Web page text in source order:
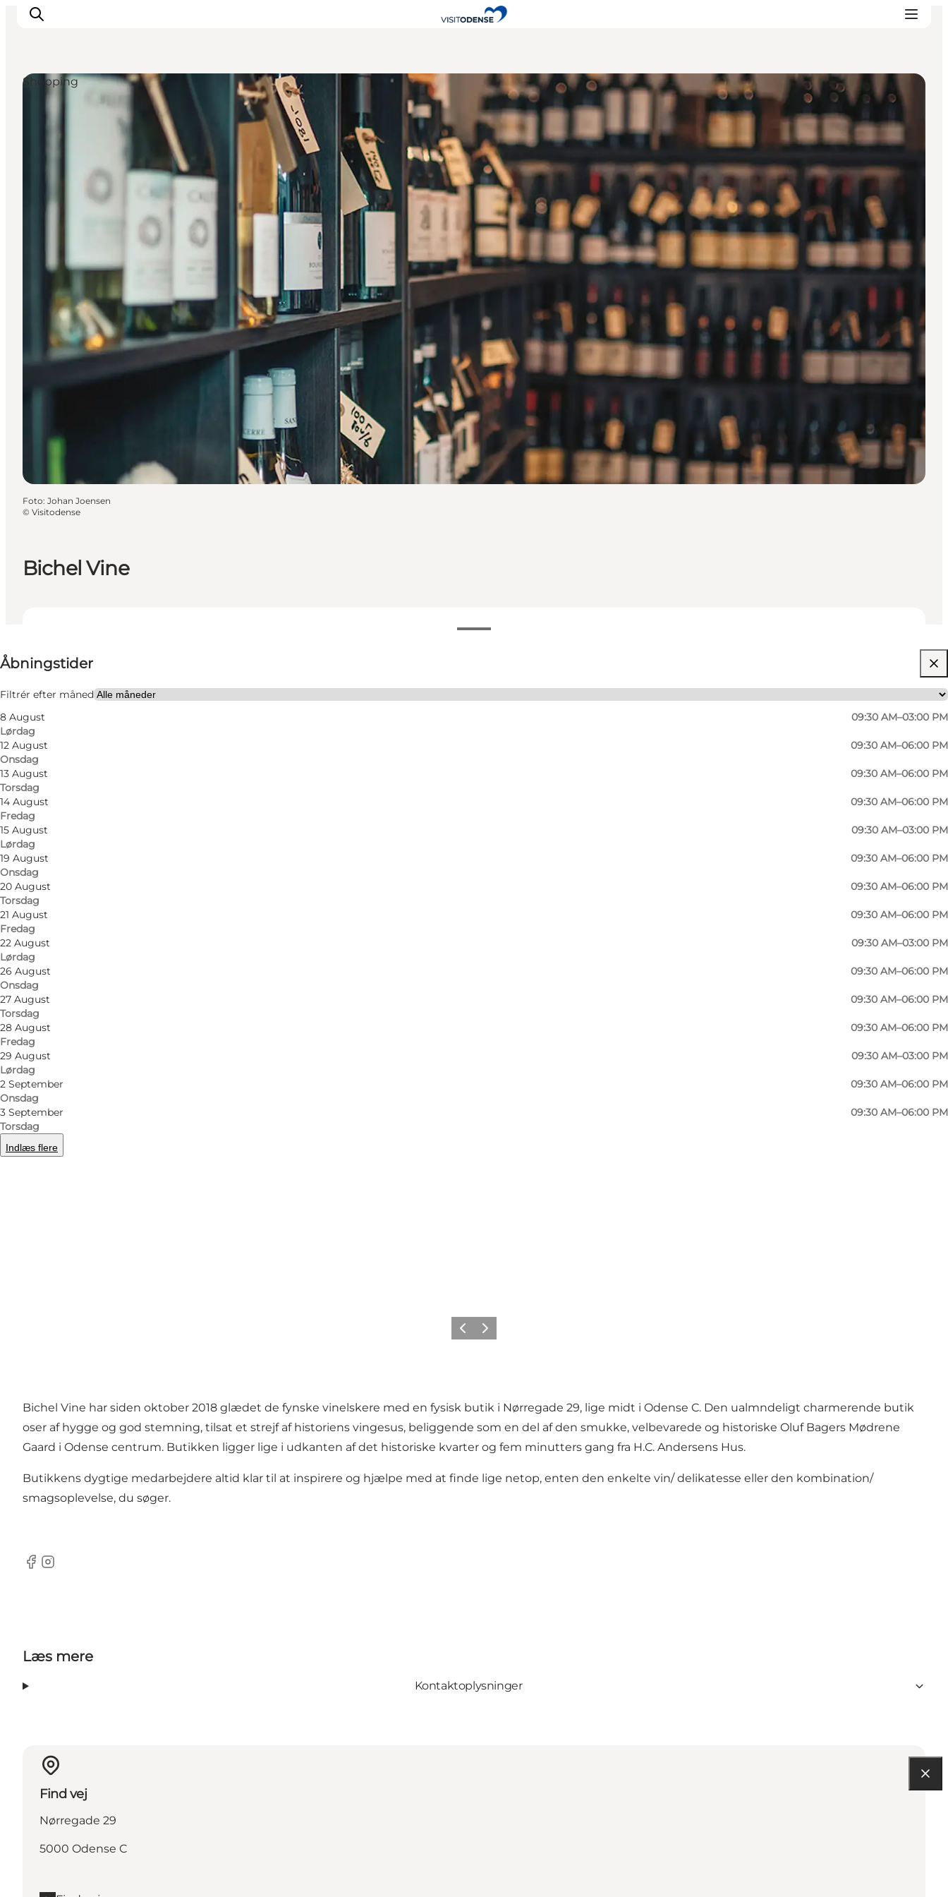
Oplev Odense
Det sker i Odense
Planlæg din tur
Inspiration
Bichel Vine
Åbningstider
Filtrér efter måned
8 August
Lørdag
09:30 AM–03:00 PM
12 August
Onsdag
09:30 AM–06:00 PM
13 August
Torsdag
09:30 AM–06:00 PM
14 August
Fredag
09:30 AM–06:00 PM
15 August
Lørdag
09:30 AM–03:00 PM
19 August
Onsdag
09:30 AM–06:00 PM
20 August
Torsdag
09:30 AM–06:00 PM
21 August
Fredag
09:30 AM–06:00 PM
22 August
Lørdag
09:30 AM–03:00 PM
26 August
Onsdag
09:30 AM–06:00 PM
27 August
Torsdag
09:30 AM–06:00 PM
28 August
Fredag
09:30 AM–06:00 PM
29 August
Lørdag
09:30 AM–03:00 PM
2 September
Onsdag
09:30 AM–06:00 PM
3 September
Torsdag
09:30 AM–06:00 PM
Indlæs flere
Besøg hjemmeside
Shopping
Foto: Johan Joensen
© Visitodense
Foto
ForrigeNæste
Bichel Vine har siden oktober 2018 glædet de fynske vinelskere med en fysisk butik i Nørregade 29, lige midt i Odense C. Den ualmndeligt charmerende butik
oser af hygge og god stemning, tilsat et strejf af historiens vingesus, beliggende som en del af den smukke, velbevarede og historiske Oluf Bagers Mødrene
Gaard i Odense centrum. Butikken ligger lige i udkanten af det historiske kvarter og fem minutters gang fra H.C. Andersens Hus.
Butikkens dygtige medarbejdere altid klar til at inspirere og hjælpe med at finde lige netop, enten den enkelte vin/ delikatesse eller den kombination/
smagsoplevelse, du søger.
Facebook
Instagram
Læs mere
Kontaktoplysninger
Find vej
Nørregade 29
5000 Odense C